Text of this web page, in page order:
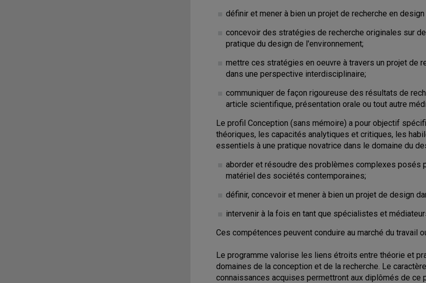
définir et mener à bien un projet de recherche en
concevoir des stratégies de recherche originales sur
pratique du design de l'environnement;
mettre ces stratégies en oeuvre à travers un projet de
dans une perspective interdisciplinaire;
communiquer de façon rigoureuse des résultats de
article scientifique, présentation orale ou tout autre
Le profil Conception (sans mémoire) a pour objectif
théoriques, les capacités analytiques et critiques, les
essentiels à une pratique novatrice dans le domaine du
aborder et résoudre des problèmes complexes posés
matériel des sociétés contemporaines;
définir, concevoir et mener à bien un projet de design
intervenir à la fois en tant que spécialistes et
Ces compétences peuvent conduire au marché du travail
Le programme valorise les liens étroits entre théorie et
domaines de la conception et de la recherche. Le
connaissances acquises permettront aux diplômés de